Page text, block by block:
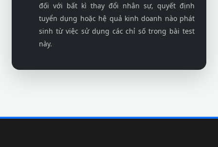
đối với bất kì thay đổi nhân sự, quyết định
tuyển dụng hoặc hệ quả kinh doanh nào phát
sinh từ việc sử dụng các chỉ số trong bài test
này.